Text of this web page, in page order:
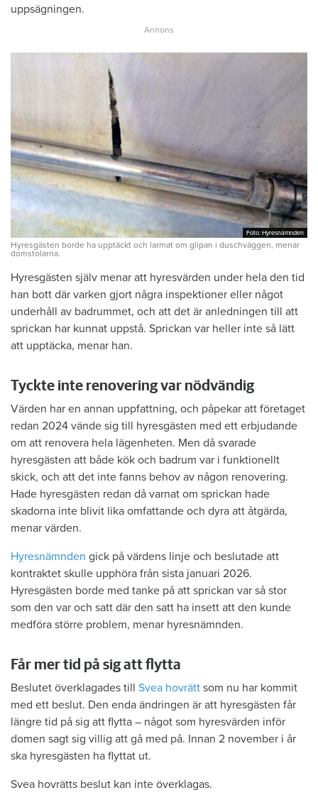
uppsägningen.
Foto: Hyresnämnden
Foto: Hyresnämnden
Hyresgästen borde ha upptäckt och larmat om glipan i duschväggen, menar
domstolarna.
Hyresgästen själv menar att hyresvärden under hela den tid
han bott där varken gjort några inspektioner eller något
underhåll av badrummet, och att det är anledningen till att
sprickan har kunnat uppstå. Sprickan var heller inte så lätt
att upptäcka, menar han.
Tyckte inte renovering var nödvändig
Värden har en annan uppfattning, och påpekar att företaget
redan 2024 vände sig till hyresgästen med ett erbjudande
om att renovera hela lägenheten. Men då svarade
hyresgästen att både kök och badrum var i funktionellt
skick, och att det inte fanns behov av någon renovering.
Hade hyresgästen redan då varnat om sprickan hade
skadorna inte blivit lika omfattande och dyra att åtgärda,
menar värden.
Hyresnämnden gick på värdens linje och beslutade att
kontraktet skulle upphöra från sista januari 2026.
Hyresgästen borde med tanke på att sprickan var så stor
som den var och satt där den satt ha insett att den kunde
medföra större problem, menar hyresnämnden.
Får mer tid på sig att flytta
Beslutet överklagades till Svea hovrätt som nu har kommit
med ett beslut. Den enda ändringen är att hyresgästen får
längre tid på sig att flytta – något som hyresvärden inför
domen sagt sig villig att gå med på. Innan 2 november i år
ska hyresgästen ha flyttat ut.
Svea hovrätts beslut kan inte överklagas.